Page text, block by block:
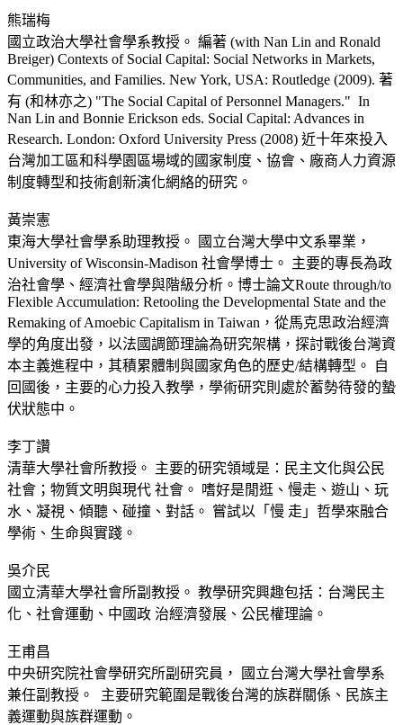
熊瑞梅
國立政治大學社會學系教授。 編著 (with Nan Lin and Ronald
Breiger) Contexts of Social Capital: Social Networks in Markets,
Communities, and Families. New York, USA: Routledge (2009). 著
有 (和林亦之) "The Social Capital of Personnel Managers." In
Nan Lin and Bonnie Erickson eds. Social Capital: Advances in
Research. London: Oxford University Press (2008) 近十年來投入
台灣加工區和科學園區場域的國家制度、協會、廠商人力資源
制度轉型和技術創新演化網絡的研究。
黃崇憲
東海大學社會學系助理教授。 國立台灣大學中文系畢業，
University of Wisconsin-Madison 社會學博士。 主要的專長為政
治社會學、經濟社會學與階級分析。博士論文Route through/to
Flexible Accumulation: Retooling the Developmental State and the
Remaking of Amoebic Capitalism in Taiwan，從馬克思政治經濟
學的角度出發，以法國調節理論為研究架構，探討戰後台灣資
本主義進程中，其積累體制與國家角色的歷史/結構轉型。 自
回國後，主要的心力投入教學，學術研究則處於蓄勢待發的蟄
伏狀態中。
李丁讚
清華大學社會所教授。 主要的研究領域是：民主文化與公民
社會；物質文明與現代 社會。 嗜好是閒逛、慢走、遊山、玩
水、凝視、傾聽、碰撞、對話。 嘗試以「慢 走」哲學來融合
學術、生命與實踐。
吳介民
國立清華大學社會所副教授。 教學研究興趣包括：台灣民主
化、社會運動、中國政 治經濟發展、公民權理論。
王甫昌
中央研究院社會學研究所副研究員， 國立台灣大學社會學系
兼任副教授。 主要研究範圍是戰後台灣的族群關係、民族主
義運動與族群運動。